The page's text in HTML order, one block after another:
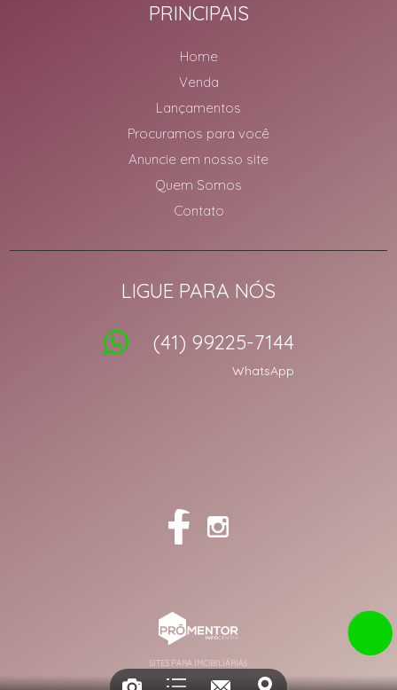
PRINCIPAIS
Home
Venda
Lançamentos
Procuramos para você
Anuncie em nosso site
Quem Somos
Contato
LIGUE PARA NÓS
(41) 99225-7144
WhatsApp
SITES PARA IMOBILIÁRIAS